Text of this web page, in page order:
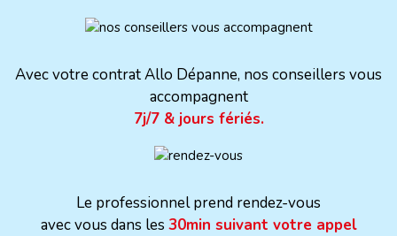
Avec votre contrat Allo Dépanne, nos conseillers vous
accompagnent
7j/7 & jours fériés.
Le professionnel prend rendez-vous
avec vous dans les 30min suivant votre appel